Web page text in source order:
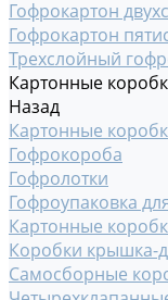
Гофрокартон
Гофрокартон
Трехслойный
Картонные
Назад
Картонные
Гофрокороба
Гофролотки
Гофроупаковка
Картонные
Коробки крышка-
Самосборные